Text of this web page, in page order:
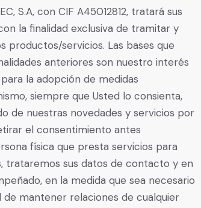
S.A, con CIF A45012812, tratará sus
la finalidad exclusiva de tramitar y
productos/servicios. Las bases que
anteriores son nuestro interés
la adopción de medidas
siempre que Usted lo consienta,
de nuestras novedades y servicios por
el consentimiento antes
física que presta servicios para
trataremos sus datos de contacto y en
en la medida que sea necesario
de mantener relaciones de cualquier